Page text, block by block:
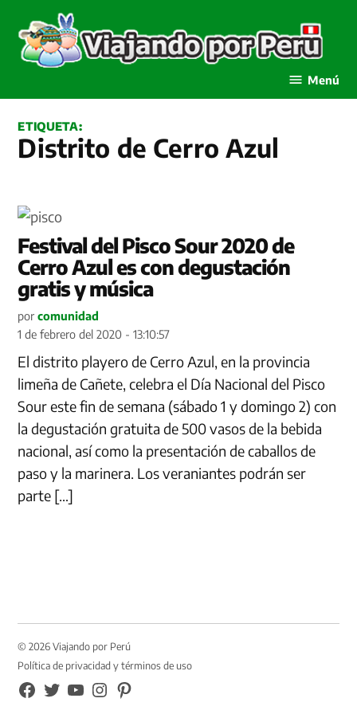
contenido
Menú
ETIQUETA:
Distrito de Cerro Azul
Festival del Pisco Sour 2020 de
Cerro Azul es con degustación
gratis y música
por comunidad
1 de febrero del 2020 - 13:10:57
El distrito playero de Cerro Azul, en la provincia
limeña de Cañete, celebra el Día Nacional del Pisco
Sour este fin de semana (sábado 1 y domingo 2) con
la degustación gratuita de 500 vasos de la bebida
nacional, así como la presentación de caballos de
paso y la marinera. Los veraniantes podrán ser
parte […]
© 2026 Viajando por Perú
Política de privacidad y términos de uso
FB
TW YouTubeInstagramPinterest